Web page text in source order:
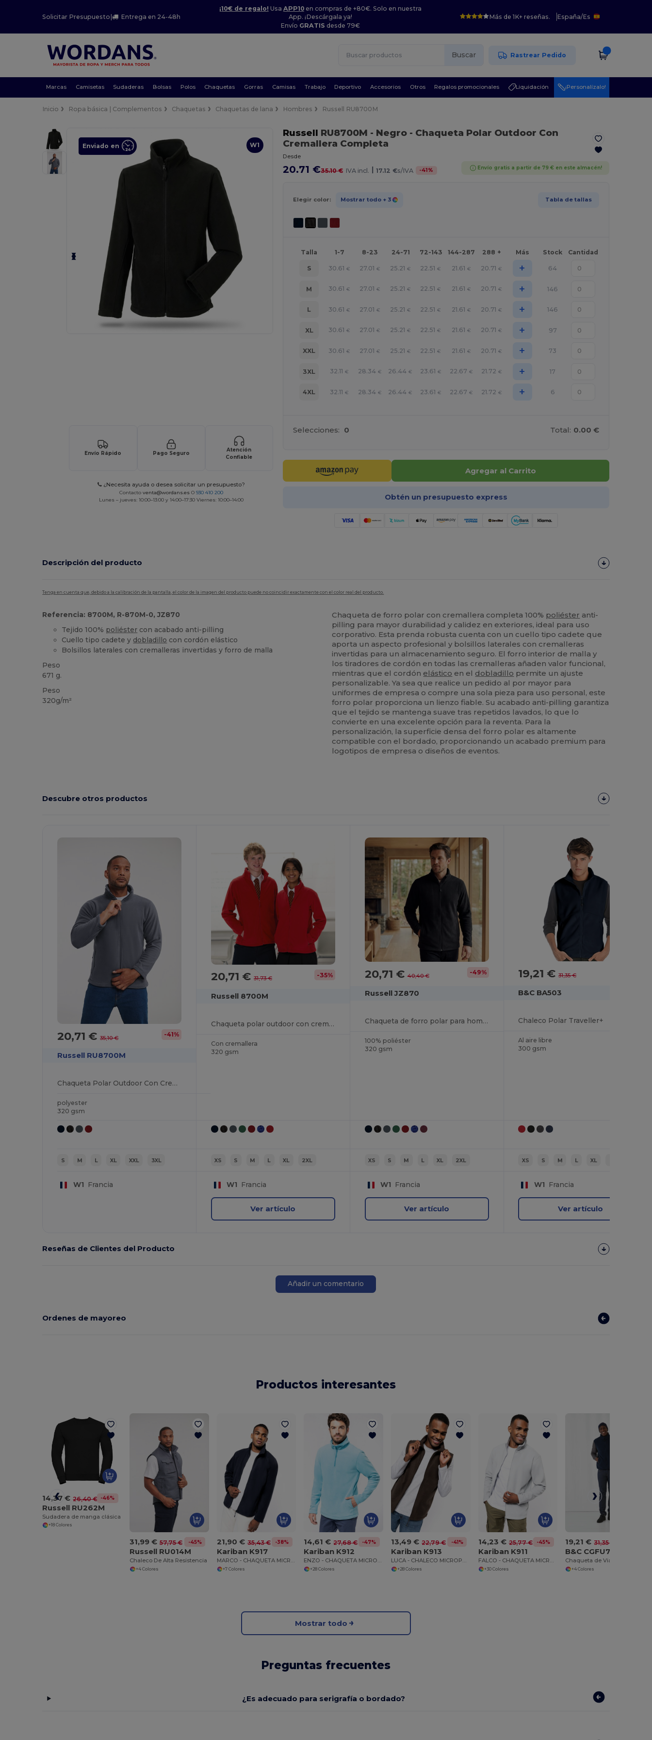
Solicitar Presupuesto | Entrega en 24-48h
¡10€ de regalo! Usa APP10en compras de +80€. Solo en nuestra
App. ¡Descárgala ya!
Envío GRATIS desde 79€
Más de 1K+ reseñas. España/Es
Buscar Rastrear Pedido
Marcas Camisetas Sudaderas Bolsas Polos Chaquetas Gorras Camisas Trabajo Deportivo Accesorios Otros Regalos promocionales Liquidación ¡Personalízalo!
Inicio Ropa básica | Complementos Chaquetas Chaquetas de lana Hombres Russell RU8700M
W1
Enviado en
Envío Rápido Pago Seguro
Atención
Confiable
¿Necesita ayuda o desea solicitar un presupuesto?
Contacto venta@wordans.es O 930 410 200
Lunes – jueves: 10:00–13:00 y 14:00–17:30 Viernes: 10:00–14:00
Russell RU8700M - Negro- Chaqueta Polar Outdoor Con
Cremallera Completa
Desde
20.71 €35.10 € IVA incl. | 17.12 €s/IVA -41% Envío gratis a partir de 79 € en este almacén!
Elegir color: Mostrar todo + 3 Tabla de tallas
Talla 1-7 8-23 24-71 72-143 144-287 288 + Más Stock Cantidad
S 30.61 € 27.01 € 25.21 € 22.51 € 21.61 € 20.71 € + 64
M 30.61 € 27.01 € 25.21 € 22.51 € 21.61 € 20.71 € + 146
L 30.61 € 27.01 € 25.21 € 22.51 € 21.61 € 20.71 € + 146
XL 30.61 € 27.01 € 25.21 € 22.51 € 21.61 € 20.71 € + 97
XXL 30.61 € 27.01 € 25.21 € 22.51 € 21.61 € 20.71 € + 73
3XL 32.11 € 28.34 € 26.44 € 23.61 € 22.67 € 21.72 € + 17
4XL 32.11 € 28.34 € 26.44 € 23.61 € 22.67 € 21.72 € + 6
Selecciones: 0 Total: 0.00 €
Agregar al Carrito
Obtén un presupuesto express
Descripción del producto
Tenga en cuenta que, debido a la calibración de la pantalla, el color de la imagen del producto puede no coincidir exactamente con el color real del producto.
Referencia: 8700M, R-870M-0, JZ870
Tejido 100% poliéster con acabado anti-pilling
Cuello tipo cadete y dobladillo con cordón elástico
Bolsillos laterales con cremalleras invertidas y forro de malla
Peso
671 g.
Peso
320g/m²
Chaqueta de forro polar con cremallera completa 100% poliéster anti-
pilling para mayor durabilidad y calidez en exteriores, ideal para uso
corporativo. Esta prenda robusta cuenta con un cuello tipo cadete que
aporta un aspecto profesional y bolsillos laterales con cremalleras
invertidas para un almacenamiento seguro. El forro interior de malla y
los tiradores de cordón en todas las cremalleras añaden valor funcional,
mientras que el cordón elástico en el dobladillo permite un ajuste
personalizable. Ya sea que realice un pedido al por mayor para
uniformes de empresa o compre una sola pieza para uso personal, este
forro polar proporciona un lienzo fiable. Su acabado anti-pilling garantiza
que el tejido se mantenga suave tras repetidos lavados, lo que lo
convierte en una excelente opción para la reventa. Para la
personalización, la superficie densa del forro polar es altamente
compatible con el bordado, proporcionando un acabado premium para
logotipos de empresa o diseños de eventos.
Descubre otros productos
20,71 €35,10 € -41%
Russell RU8700M
Chaqueta Polar Outdoor Con Cremallera Completa
polyester
320 gsm
S M L XL XXL 3XL
W1 Francia
20,71 € 31,73 € -35%
Russell 8700M
Chaqueta polar outdoor con cremallera completa
Con cremallera
320 gsm
XS S M L XL 2XL
W1 Francia
Ver artículo
20,71 €40,40 € -49%
Russell JZ870
Chaqueta de forro polar para hombre
100% poliéster
320 gsm
XS S M L XL 2XL
W1 Francia
Ver artículo
19,21 €31,35 €
B&C BA503
Chaleco Polar Traveller+
Al aire libre
300 gsm
XS S M L XL
W1 Francia
Ver artículo
Reseñas de Clientes del Producto
Añadir un comentario
Ordenes de mayoreo
Productos interesantes
14,37 € 26,40 € -46%
Russell RU262M
Sudadera de manga clásica
+18 Colores
31,99 € 57,75 € -45%
Russell RU014M
Chaleco De Alta Resistencia
+4 Colores
21,90 € 35,43 € -38%
Kariban K917
MARCO - CHAQUETA MICROPOLAR CON CREMALLERA
+7 Colores
14,61 € 27,68 € -47%
Kariban K912
ENZO - CHAQUETA MICROPOLAR CON CREMALLERA EN EL CUELLO
+28 Colores
13,49 € 22,79 € -41%
Kariban K913
LUCA - CHALECO MICROPOLAR
+28 Colores
14,23 € 25,77 € -45%
Kariban K911
FALCO - CHAQUETA MICROPOLAR CON CREMALLERA
+30 Colores
19,21 € 31,35 €
B&C CGFU705
+4 Colores
Mostrar todo
Preguntas frecuentes
¿Es adecuado para serigrafía o bordado?